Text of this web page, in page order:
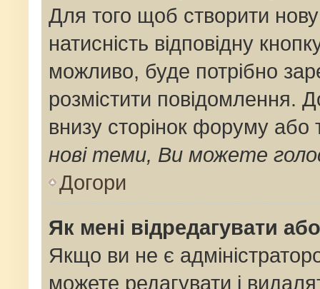
Для того щоб створити
натисність відповідну
можливо, буде потрібно
розмістити повідомлення.
внизу сторінок форуму або
нові теми, Ви можете
Догори
Як мені відредагувати
Якщо ви не є
можете редагувати і